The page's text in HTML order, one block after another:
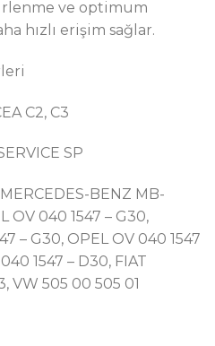
ve optimum
hızlı erişim sağlar.
C2, C3
SP
BENZ MB-
OV 040 1547 – G30,
– G30, OPEL OV 040 1547
1547 – D30, FIAT
VW 505 00 505 01